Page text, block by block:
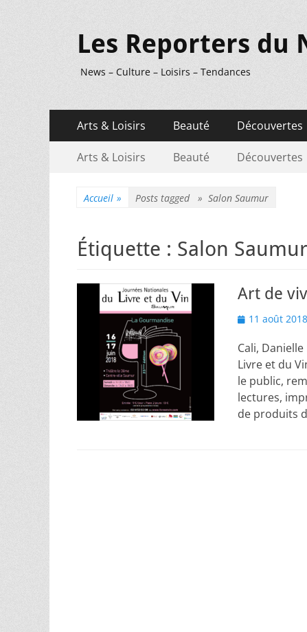
Les Reporters du
News – Culture – Loisirs – Tendances
Menu
principal
contenu
Arts & Loisirs Beauté Découvertes
Menu
Arts & Loisirs Beauté Découvertes
Accueil » Posts tagged » Salon Saumur
Étiquette : Salon Saumur
Art de
Posted
11 août 2018
Cali,
Livre et du
le public,
lectures,
de produits